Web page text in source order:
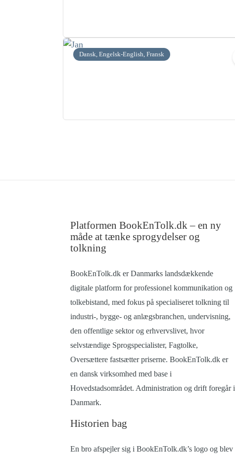
Dansk, Engelsk-English, Fransk
Platformen BookEnTolk.dk – en ny
måde at tænke sprogydelser og
tolkning
BookEnTolk.dk er Danmarks landsdækkende
digitale platform for professionel kommunikation og
tolkebistand, med fokus på specialiseret tolkning til
industri-, bygge- og anlægsbranchen, undervisning,
den offentlige sektor og erhvervslivet, hvor
selvstændige Sprogspecialister, Fagtolke,
Oversættere fastsætter priserne. BookEnTolk.dk er
en dansk virksomhed med base i
Hovedstadsområdet. Administration og drift foregår i
Danmark.
Historien bag
En bro afspejler sig i BookEnTolk.dk’s logo og blev